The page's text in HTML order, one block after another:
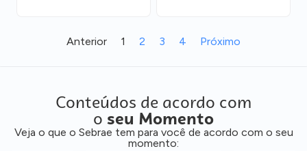
Anterior 1 2 3 4 Próximo
Conteúdos de acordo com
o seu Momento
Veja o que o Sebrae tem para você de acordo com o seu
momento: